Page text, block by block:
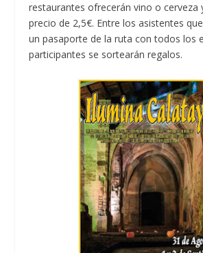
restaurantes ofrecerán vino o cerveza
precio de 2,5€. Entre los asistentes
un pasaporte de la ruta con todos los
participantes se sortearán regalos.